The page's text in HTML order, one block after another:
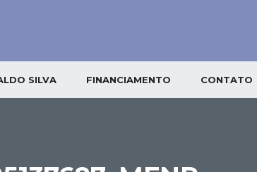
SILVA FINANCIAMENTO CONTATO